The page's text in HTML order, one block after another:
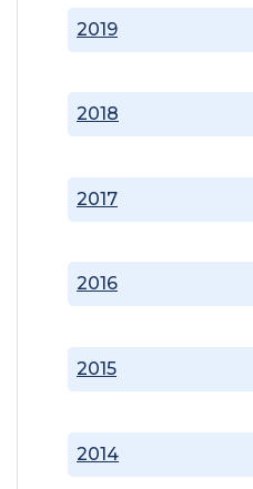
2014
2015
2016
2017
2018
2019